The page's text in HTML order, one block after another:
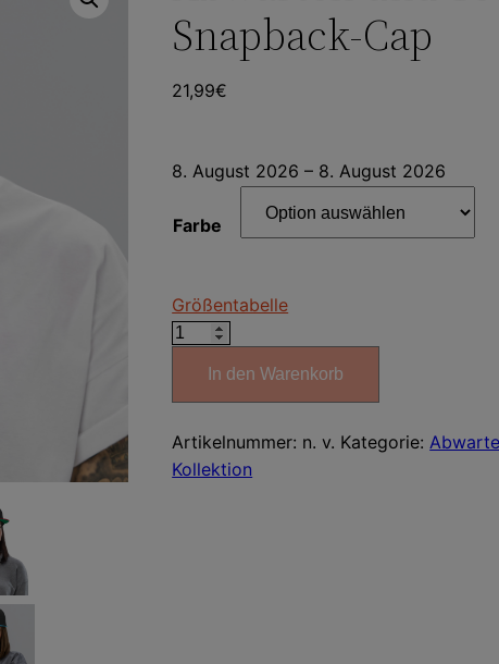
Snapback-Cap
21,99€
8. August 2026 – 8. August 2026
Farbe
Größentabelle
Abwarten
Snapback-
Cap
In den Warenkorb
Artikelnummer: n. v. Kategorie:
Kollektion